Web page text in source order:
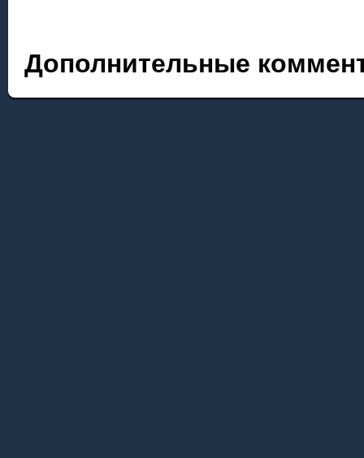
Дополнительные